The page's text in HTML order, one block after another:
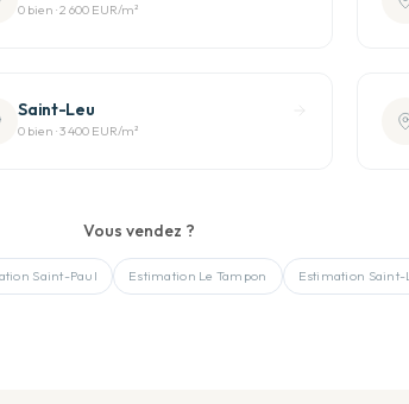
0 bien ·2 600 EUR/m²
Saint-Leu
0 bien ·3 400 EUR/m²
Vous vendez ?
Saint-Paul Estimation Le Tampon Estimation Saint-